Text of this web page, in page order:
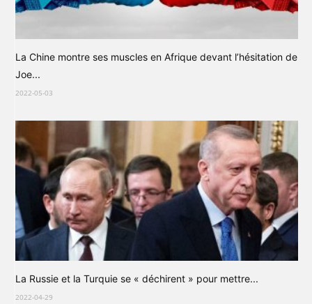
La Chine montre ses muscles en Afrique devant l’hésitation de
Joe...
2022-05-03
La Russie et la Turquie se « déchirent » pour mettre...
2022-04-29